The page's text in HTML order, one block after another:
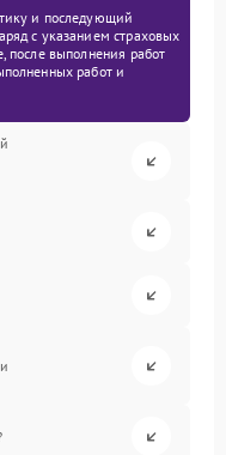
и последующий
с указанием страховых
после выполнения работ
работ и